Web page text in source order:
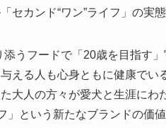
セカンド“ワン”ライフ」の実
添うフードで「20歳を目指す
える人も心身ともに健康で
大人の方々が愛犬と生涯に
」という新たなブランドの価